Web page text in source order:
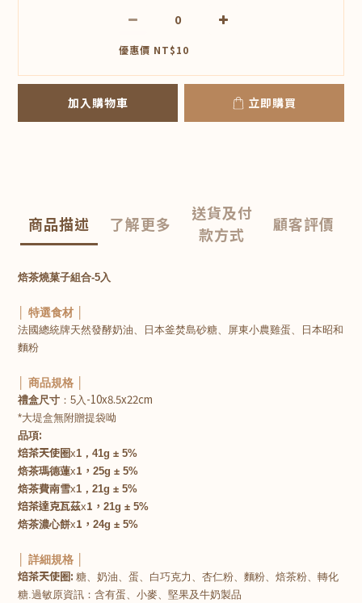
優惠價 NT$10
加入購物車 立即購買
商品描述 了解更多
送貨及付
款方式
顧客評價
焙茶燒菓子組合-5入
│ 特選食材 │
法國總統牌天然發酵奶油、日本釜焚島砂糖、屏東小農雞蛋、日本昭和
麵粉
│ 商品規格 │
禮盒尺寸 ：5入 -10x8.5x22cm
*大堤盒無附贈提袋呦
品項:
焙茶天使圈x1， 41g ± 5%
焙茶瑪德蓮x1， 25g ± 5%
焙茶費南雪x1， 21g ± 5%
焙茶達克瓦茲x1， 21g ± 5%
焙茶濃心餅x1， 24g ± 5%
│ 詳細規格 │
焙茶天使圈: 糖、奶油、蛋、白巧克力、杏仁粉、麵粉、焙茶粉、轉化
糖.過敏原資訊：含有蛋、小麥、堅果及牛奶製品